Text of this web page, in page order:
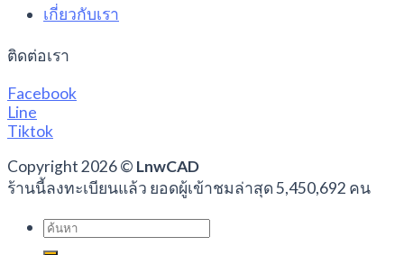
เกี่ยวกับเรา
ติดต่อเรา
Facebook
Line
Tiktok
Copyright 2026 © LnwCAD
ร้านนี้ลงทะเบียนแล้ว ยอดผู้เข้าชมล่าสุด 5,450,692 คน
Search
for: